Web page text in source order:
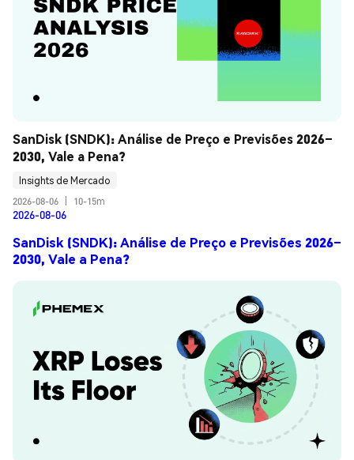
SanDisk (SNDK): Análise de Preço e Previsões 2026–
2030, Vale a Pena?
Insights de Mercado
2026-08-06
10-15m
2026-08-06
SanDisk (SNDK): Análise de Preço e Previsões 2026–
2030, Vale a Pena?